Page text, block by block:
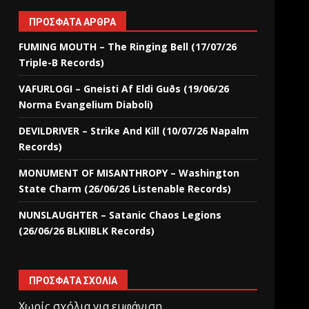
ΠΡΌΣΦΑΤΑ ΆΡΘΡΑ
FUMING MOUTH – The Ringing Bell (17/07/26
Triple-B Records)
VAFURLOGI – Gneisti Af Eldi Guðs (19/06/26
Norma Evangelium Diaboli)
DEVILDRIVER – Strike And Kill (10/07/26 Napalm
Records)
MONUMENT OF MISANTHROPY – Washington
State Charm (26/06/26 Listenable Records)
NUNSLAUGHTER – Satanic Chaos Legions
(26/06/26 BLKIIBLK Records)
ΠΡΌΣΦΑΤΑ ΣΧΌΛΙΑ